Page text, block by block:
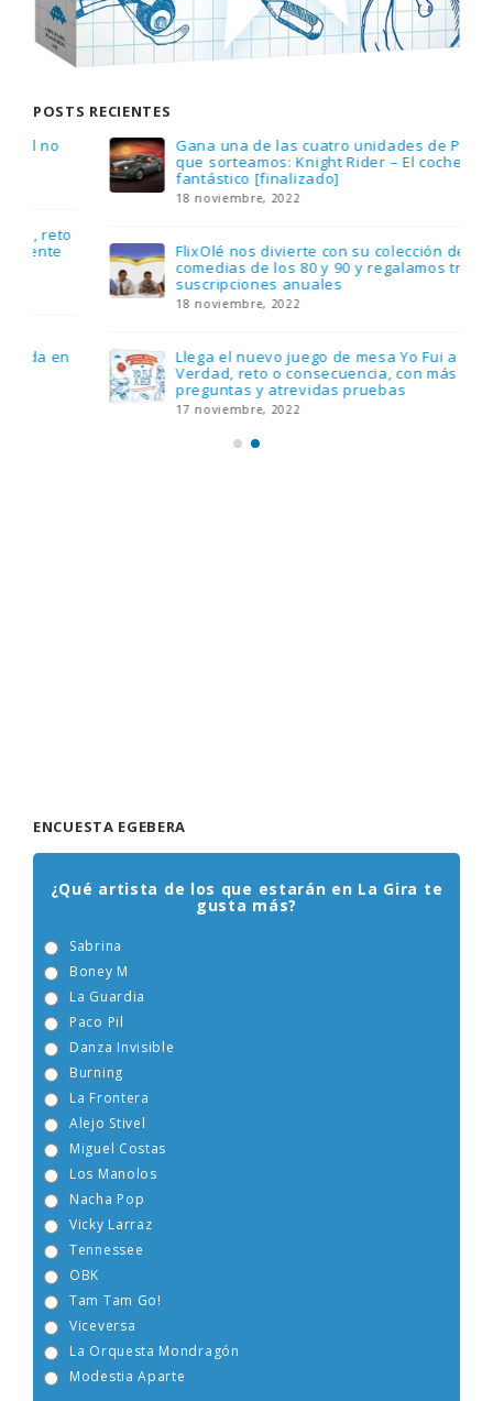
POSTS RECIENTES
Gana una de las cuatro unidades de PLAYMOBIL
que sorteamos: Knight Rider – El coche
fantástico [finalizado]
18 noviembre, 2022
FlixOlé nos divierte con su colección de
comedias de los 80 y 90 y regalamos tres
suscripciones anuales
18 noviembre, 2022
Llega el nuevo juego de mesa Yo Fui a EGB:
Verdad, reto o consecuencia, con más
preguntas y atrevidas pruebas
17 noviembre, 2022
¿Qué artista de los que estarán en La Gira te
gusta más?
Boney M
Burning
Alejo Stivel
Miguel Costas
Nacha Pop
Vicky Larraz
La Orquesta Mondragón
Modestia Aparte